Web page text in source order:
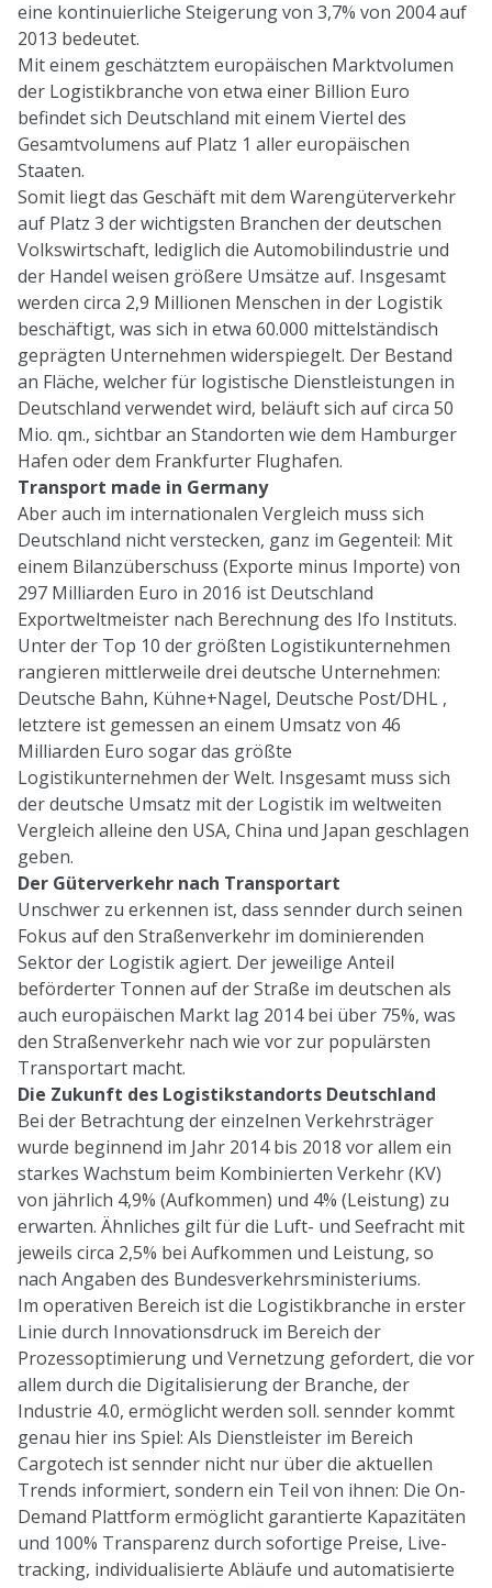
eine kontinuierliche Steigerung von 3,7% von 2004 auf
2013 bedeutet.
Mit einem geschätztem europäischen Marktvolumen
der Logistikbranche von etwa einer Billion Euro
befindet sich Deutschland mit einem Viertel des
Gesamtvolumens auf Platz 1 aller europäischen
Staaten.
Somit liegt das Geschäft mit dem Warengüterverkehr
auf Platz 3 der wichtigsten Branchen der deutschen
Volkswirtschaft, lediglich die Automobilindustrie und
der Handel weisen größere Umsätze auf. Insgesamt
werden circa 2,9 Millionen Menschen in der Logistik
beschäftigt, was sich in etwa 60.000 mittelständisch
geprägten Unternehmen widerspiegelt. Der Bestand
an Fläche, welcher für logistische Dienstleistungen in
Deutschland verwendet wird, beläuft sich auf circa 50
Mio. qm., sichtbar an Standorten wie dem Hamburger
Hafen oder dem Frankfurter Flughafen.
Transport made in Germany
Aber auch im internationalen Vergleich muss sich
Deutschland nicht verstecken, ganz im Gegenteil: Mit
einem Bilanzüberschuss (Exporte minus Importe) von
297 Milliarden Euro in 2016 ist Deutschland
Exportweltmeister nach Berechnung des Ifo Instituts.
Unter der Top 10 der größten Logistikunternehmen
rangieren mittlerweile drei deutsche Unternehmen:
Deutsche Bahn, Kühne+Nagel, Deutsche Post/DHL ,
letztere ist gemessen an einem Umsatz von 46
Milliarden Euro sogar das größte
Logistikunternehmen der Welt. Insgesamt muss sich
der deutsche Umsatz mit der Logistik im weltweiten
Vergleich alleine den USA, China und Japan geschlagen
geben.
Der Güterverkehr nach Transportart
Unschwer zu erkennen ist, dass sennder durch seinen
Fokus auf den Straßenverkehr im dominierenden
Sektor der Logistik agiert. Der jeweilige Anteil
beförderter Tonnen auf der Straße im deutschen als
auch europäischen Markt lag 2014 bei über 75%, was
den Straßenverkehr nach wie vor zur populärsten
Transportart macht.
Die Zukunft des Logistikstandorts Deutschland
Bei der Betrachtung der einzelnen Verkehrsträger
wurde beginnend im Jahr 2014 bis 2018 vor allem ein
starkes Wachstum beim Kombinierten Verkehr (KV)
von jährlich 4,9% (Aufkommen) und 4% (Leistung) zu
erwarten. Ähnliches gilt für die Luft- und Seefracht mit
jeweils circa 2,5% bei Aufkommen und Leistung, so
nach Angaben des Bundesverkehrsministeriums.
Im operativen Bereich ist die Logistikbranche in erster
Linie durch Innovationsdruck im Bereich der
Prozessoptimierung und Vernetzung gefordert, die vor
allem durch die Digitalisierung der Branche, der
Industrie 4.0, ermöglicht werden soll. sennder kommt
genau hier ins Spiel: Als Dienstleister im Bereich
Cargotech ist sennder nicht nur über die aktuellen
Trends informiert, sondern ein Teil von ihnen: Die On-
Demand Plattform ermöglicht garantierte Kapazitäten
und 100% Transparenz durch sofortige Preise, Live-
tracking, individualisierte Abläufe und automatisierte